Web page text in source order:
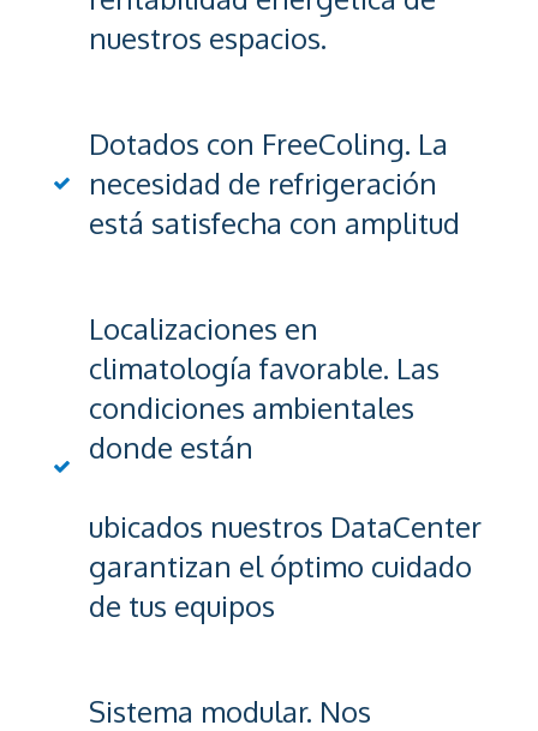
nuestros espacios.
Dotados con FreeColing. La
necesidad de refrigeración
está satisfecha con amplitud
Localizaciones en
climatología favorable. Las
condiciones ambientales
donde están
ubicados nuestros DataCenter
garantizan el óptimo cuidado
de tus equipos
Sistema modular. Nos